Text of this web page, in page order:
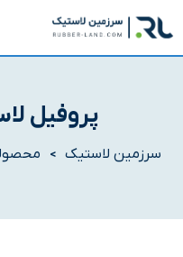
به
محتوا
پروفیل
سرزمین لاستیک >